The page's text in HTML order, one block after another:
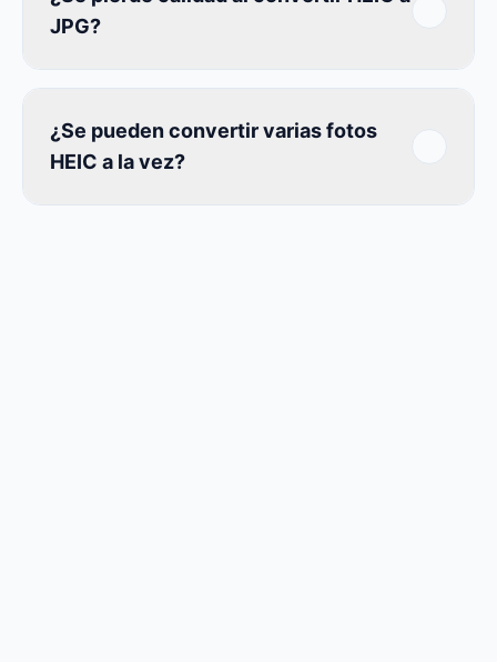
JPG?
¿Se pueden convertir varias fotos
HEIC a la vez?